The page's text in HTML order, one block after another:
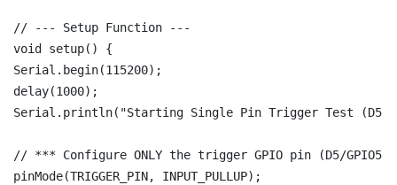
// --- Setup Function ---
void setup() {
Serial.begin(115200);
delay(1000);
Serial.println("Starting Single Pin Trigger Test
// *** Configure ONLY the trigger GPIO pin (D5/
pinMode(TRIGGER_PIN, INPUT_PULLUP);